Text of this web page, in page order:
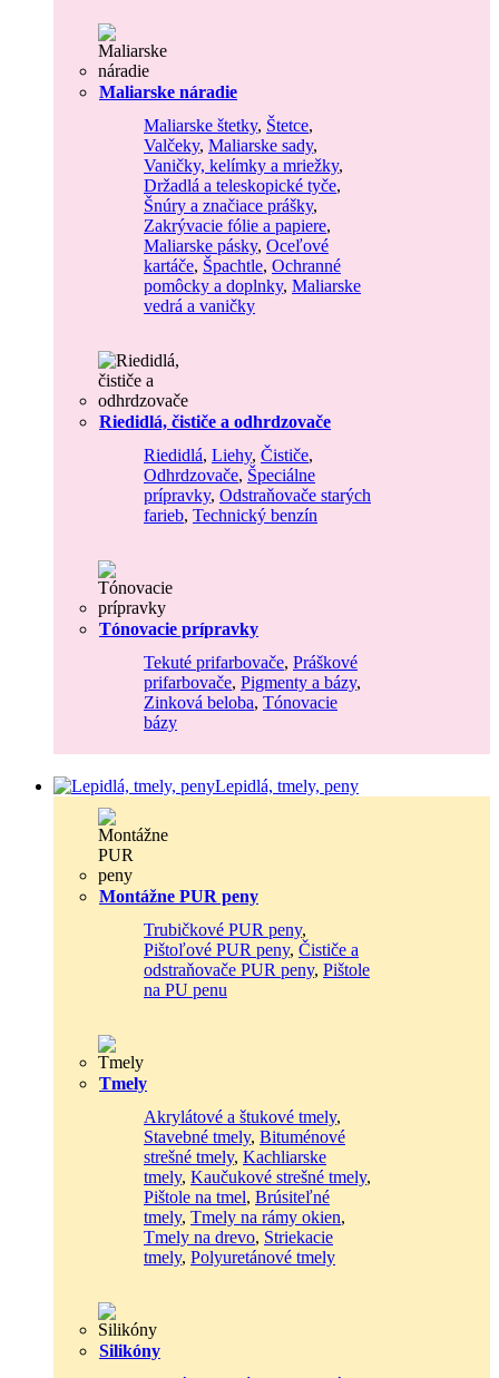
Maliarske náradie
Maliarske štetky, Štetce,
Valčeky, Maliarske sady,
Vaničky, kelímky a mriežky,
Držadlá a teleskopické tyče,
Šnúry a značiace prášky,
Zakrývacie fólie a papiere,
Maliarske pásky, Oceľové
kartáče, Špachtle, Ochranné
pomôcky a doplnky, Maliarske
vedrá a vaničky
Riedidlá, čističe a odhrdzovače
Riedidlá, Liehy, Čističe,
Odhrdzovače, Špeciálne
prípravky, Odstraňovače starých
farieb, Technický benzín
Tónovacie prípravky
Tekuté prifarbovače, Práškové
prifarbovače, Pigmenty a bázy,
Zinková beloba, Tónovacie
bázy
Lepidlá, tmely, peny
Montážne PUR peny
Trubičkové PUR peny,
Pištoľové PUR peny, Čističe a
odstraňovače PUR peny, Pištole
na PU penu
Tmely
Akrylátové a štukové tmely,
Stavebné tmely, Bituménové
strešné tmely, Kachliarske
tmely, Kaučukové strešné tmely,
Pištole na tmel, Brúsiteľné
tmely, Tmely na rámy okien,
Tmely na drevo, Striekacie
tmely, Polyuretánové tmely
Silikóny